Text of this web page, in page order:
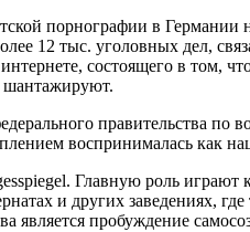
порнографии в
12 тыс. уголовных дел,
состоящего в том,
шантажируют.
правительства по
воспринималась как
Главную роль
и других заведениях, где
является пробуждение